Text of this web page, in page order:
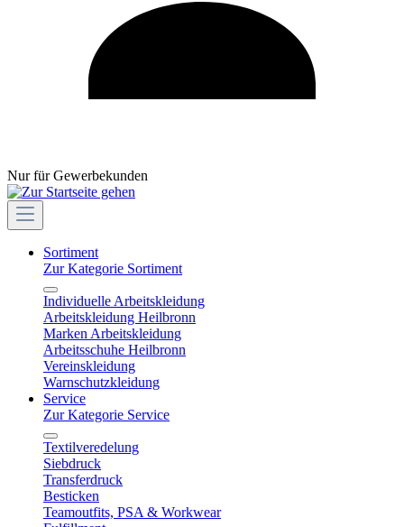
Nur für Gewerbekunden
Sortiment
Zur Kategorie Sortiment
Individuelle Arbeitskleidung
Arbeitskleidung Heilbronn
Marken Arbeitskleidung
Arbeitsschuhe Heilbronn
Vereinskleidung
Warnschutzkleidung
Service
Zur Kategorie Service
Textilveredelung
Siebdruck
Transferdruck
Besticken
Teamoutfits, PSA & Workwear